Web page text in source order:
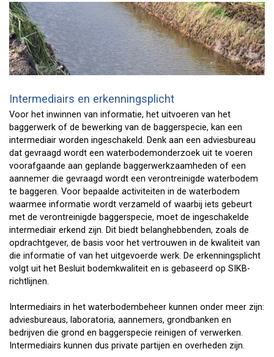
Intermediairs en erkenningsplicht
Voor het inwinnen van informatie, het uitvoeren van het
baggerwerk of de bewerking van de baggerspecie, kan een
intermediair worden ingeschakeld. Denk aan een adviesbureau
dat gevraagd wordt een waterbodemonderzoek uit te voeren
voorafgaande aan geplande baggerwerkzaamheden of een
aannemer die gevraagd wordt een verontreinigde waterbodem
te baggeren. Voor bepaalde activiteiten in de waterbodem
waarmee informatie wordt verzameld of waarbij iets gebeurt
met de verontreinigde baggerspecie, moet de ingeschakelde
intermediair erkend zijn. Dit biedt belanghebbenden, zoals de
opdrachtgever, de basis voor het vertrouwen in de kwaliteit van
die informatie of van het uitgevoerde werk. De erkenningsplicht
volgt uit het Besluit bodemkwaliteit en is gebaseerd op SIKB-
richtlijnen.
Intermediairs in het waterbodembeheer kunnen onder meer zijn:
adviesbureaus, laboratoria, aannemers, grondbanken en
bedrijven die grond en baggerspecie reinigen of verwerken.
Intermediairs kunnen dus private partijen en overheden zijn.